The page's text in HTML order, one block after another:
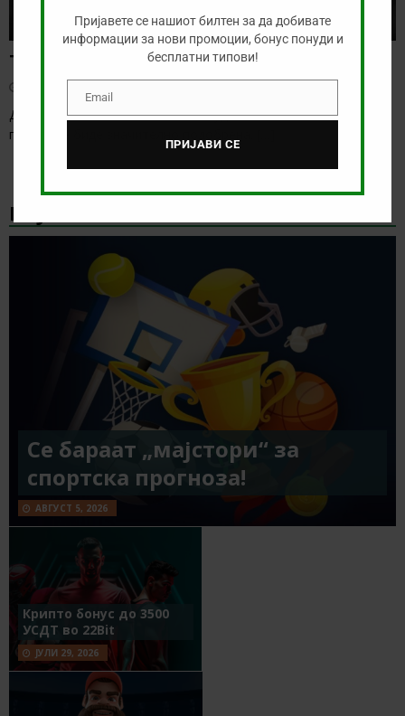
Тикет на денот (среда, 05.08.2026)
Денес имаме нешто послаба понуда, но затоа веќе утре таа
понуда ќе биде значително подобрена.
НАЈНОВИ БОНУС ВЕСТИ
Се бараат „мајстори“ за
спортска прогноза!
АВГУСТ 5, 2026
Крипто бонус до 3500
УСДТ во 22Bit
ЈУЛИ 29, 2026
Пријавете се нашиот билтен за да добивате
информации за нови промоции, бонус понуди и
бесплатни типови!
EmailEmail
ПРИЈАВИ СЕ